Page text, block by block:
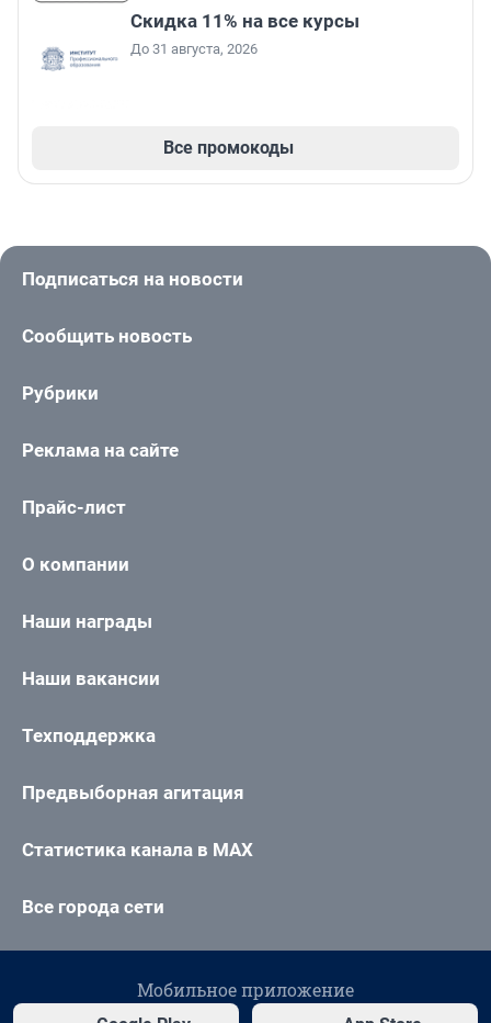
Скидка 11% на все курсы
До 31 августа, 2026
Все промокоды
Подписаться на новости
Сообщить новость
Рубрики
Реклама на сайте
Прайс-лист
О компании
Наши награды
Наши вакансии
Техподдержка
Предвыборная агитация
Статистика канала в MAX
Все города сети
Мобильное приложение